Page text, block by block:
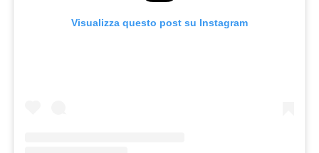
Visualizza questo post su Instagram